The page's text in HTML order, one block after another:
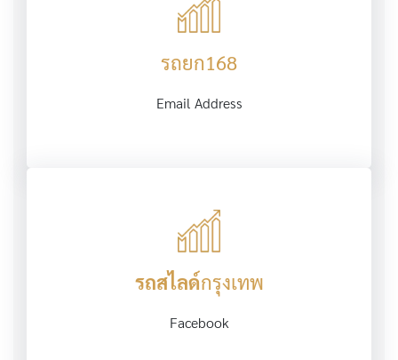
รถยก168
Email Address
รถสไลด์กรุงเทพ
Facebook